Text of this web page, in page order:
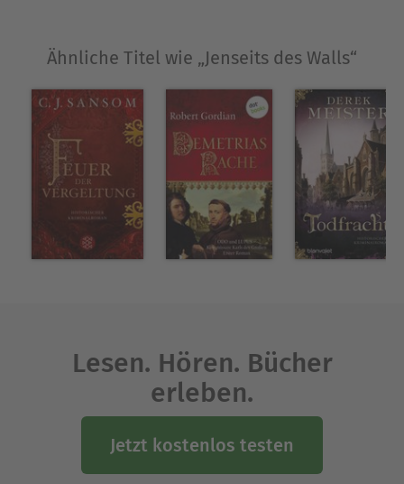
Ähnliche Titel wie „Jenseits des Walls“
Lesen. Hören. Bücher
erleben.
Jetzt kostenlos testen